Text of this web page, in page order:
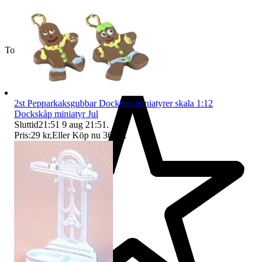
Toppsäljare
2st Pepparkaksgubbar Dockhus miniatyrer skala 1:12
Dockskåp miniatyr Jul
Sluttid21:51 9 aug 21:51 .
Pris:29 kr,Eller Köp nu 36 kr .